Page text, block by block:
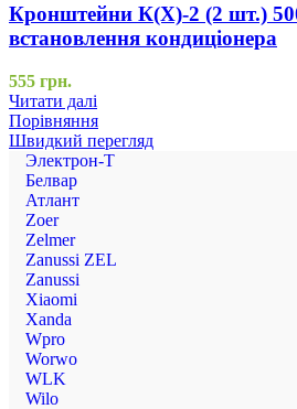
Кронштейни К(Х)-2 (2 шт.)
встановлення кондиціонера
555 грн.
Читати далі
Порівняння
Швидкий перегляд
Электрон-Т
Белвар
Атлант
Zoer
Zelmer
Zanussi ZEL
Zanussi
Xiaomi
Xanda
Wpro
Worwo
WLK
Wilo